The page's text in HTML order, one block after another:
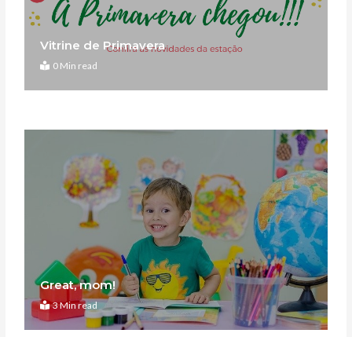
Vitrine de Primavera
0 Min read
Great, mom!
3 Min read